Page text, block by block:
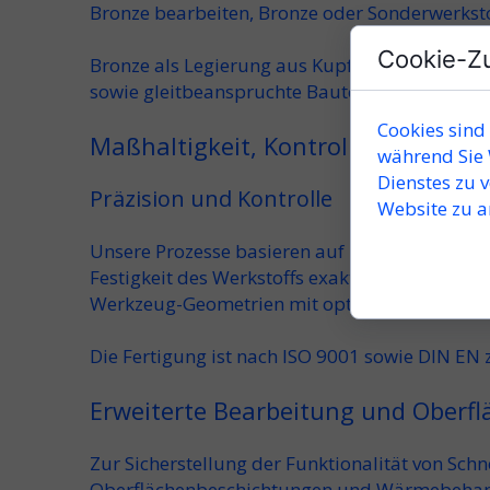
Bronze bearbeiten, Bronze oder
Bronze als Legierung aus Kupfer und Zinkgilt
sowie gleitbeanspruchte Bauteile eingesetzt.
Maßhaltigkeit, Kontrolle und
Präzision und Kontrolle
Unsere Prozesse basieren auf
Festigkeit des Werkstoffs exakt eingehalten
Werkzeug-Geometrien mit optimaler
Die Fertigung ist nach ISO 9001 sowie DIN EN
Erweiterte Bearbeitung und
Zur Sicherstellung der Funktionalität von
Cookie-
Cookies
während
Dienstes zu
Website zu